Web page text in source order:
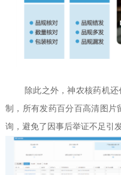
除此之外，神农核药机
制，所有发药百分百高清图片
询，避免了因事后举证不足引